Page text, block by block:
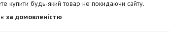
купити будь-який товар не покидаючи сайту.
за домовленістю